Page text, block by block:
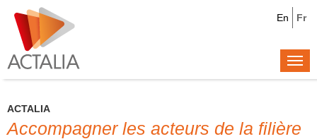
Fr
En
ACTALIA
Accompagner les acteurs de la filière